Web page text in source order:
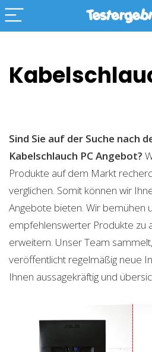
Sind Sie auf der Suche nach
Kabelschlauch PCAngebot?
Produkte auf dem Markt
verglichen. Somit können wir
Angebote bieten. Wir bemühen
empfehlenswerter Produkte zu
erweitern. Unser Team
veröffentlicht regelmäßig neue
Ihnen aussagekräftig und